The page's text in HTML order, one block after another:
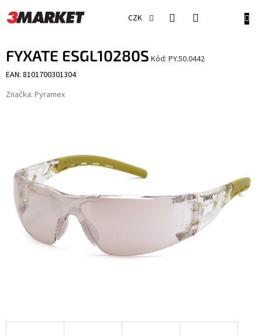
na
obsah
CZK
FYXATE ESGL10280S Kód: PY.50.0442
EAN: 8101700301304
Značka: Pyramex